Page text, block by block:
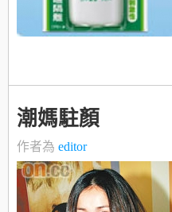
潮媽駐顏
作者為 editor